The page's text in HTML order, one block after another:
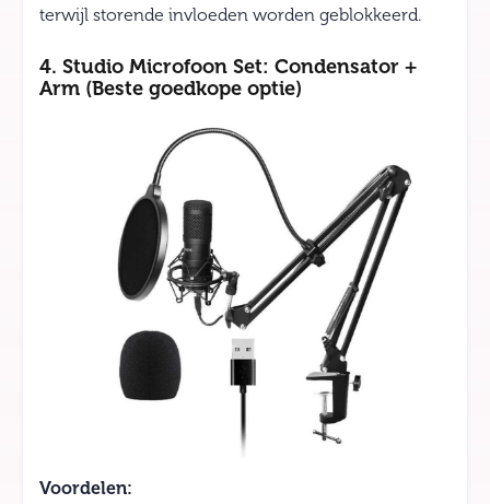
terwijl storende invloeden worden geblokkeerd.
4. Studio Microfoon Set: Condensator +
Arm (Beste goedkope optie)
Voordelen: